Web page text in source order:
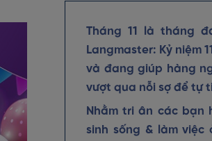
Tháng 11 là tháng
Langmaster: Kỷ niệm
và đang giúp hàng
vượt qua nỗi sợ để tự
Nhằm tri ân các bạn
sinh sống & làm